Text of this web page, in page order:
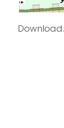
Download.